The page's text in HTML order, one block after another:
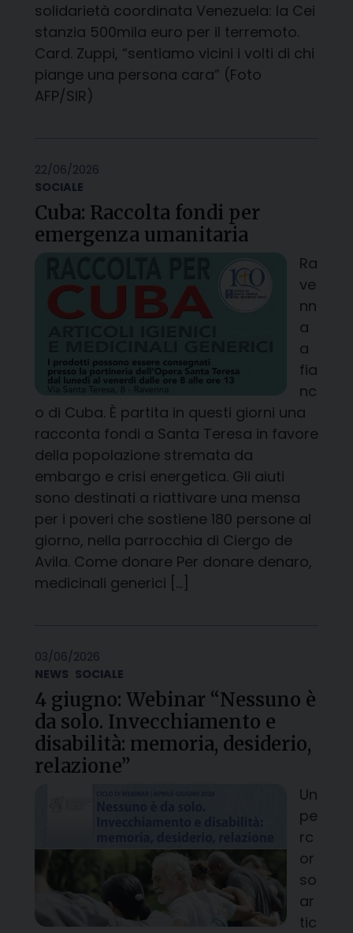
solidarietà coordinata Venezuela: la Cei
stanzia 500mila euro per il terremoto.
Card. Zuppi, “sentiamo vicini i volti di chi
piange una persona cara” (Foto
AFP/SIR)
22/06/2026
SOCIALE
Cuba: Raccolta fondi per
emergenza umanitaria
Ra
ve
nn
a
a
fia
nc
o di Cuba. È partita in questi giorni una
racconta fondi a Santa Teresa in favore
della popolazione stremata da
embargo e crisi energetica. Gli aiuti
sono destinati a riattivare una mensa
per i poveri che sostiene 180 persone al
giorno, nella parrocchia di Ciergo de
Avila. Come donare Per donare denaro,
medicinali generici […]
03/06/2026
NEWS SOCIALE
4 giugno: Webinar “Nessuno è
da solo. Invecchiamento e
disabilità: memoria, desiderio,
relazione”
Un
pe
rc
or
so
ar
tic